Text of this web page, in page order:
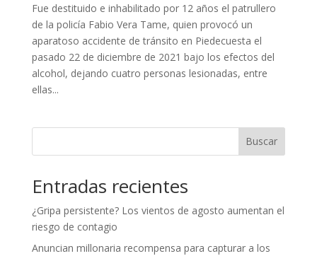
Fue destituido e inhabilitado por 12 años el patrullero
de la policía Fabio Vera Tame, quien provocó un
aparatoso accidente de tránsito en Piedecuesta el
pasado 22 de diciembre de 2021 bajo los efectos del
alcohol, dejando cuatro personas lesionadas, entre
ellas...
Buscar
Entradas recientes
¿Gripa persistente? Los vientos de agosto aumentan el
riesgo de contagio
Anuncian millonaria recompensa para capturar a los